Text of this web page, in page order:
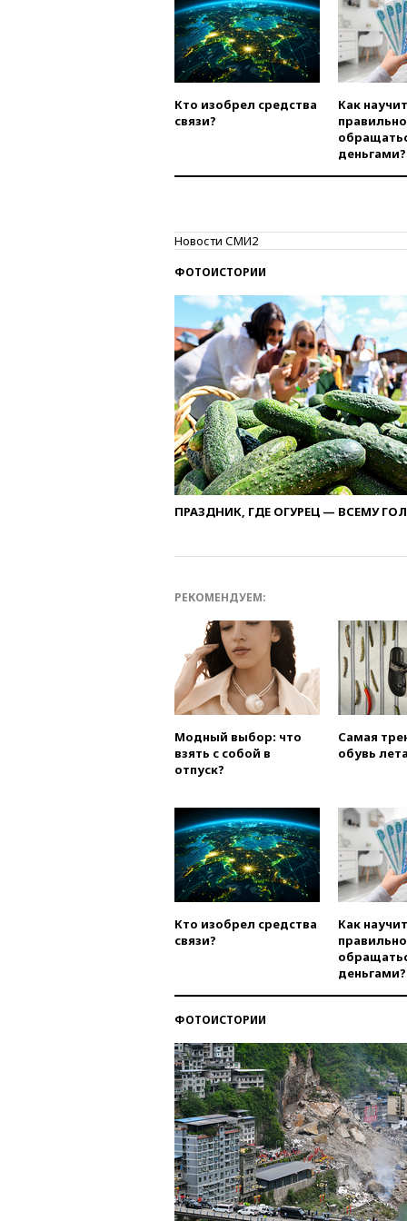
Кто изобрел средства
связи?
Как
правильно
деньгами?
Новости СМИ2
ФОТОИСТОРИИ
ПРАЗДНИК, ГДЕ ОГУРЕЦ — ВСЕМУ
РЕКОМЕНДУЕМ:
Модный выбор: что
взять с собой в
отпуск?
Самая
обувь
Кто изобрел средства
связи?
Как
правильно
деньгами?
ФОТОИСТОРИИ